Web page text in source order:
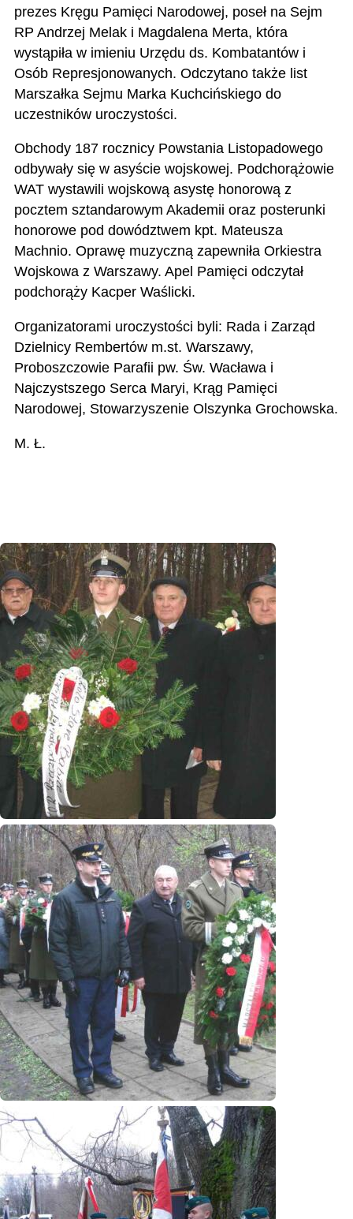
prezes Kręgu Pamięci Narodowej, poseł na Sejm
RP Andrzej Melak i Magdalena Merta, która
wystąpiła w imieniu Urzędu ds. Kombatantów i
Osób Represjonowanych. Odczytano także list
Marszałka Sejmu Marka Kuchcińskiego do
uczestników uroczystości.
Obchody 187 rocznicy Powstania Listopadowego
odbywały się w asyście wojskowej. Podchorążowie
WAT wystawili wojskową asystę honorową z
pocztem sztandarowym Akademii oraz posterunki
honorowe pod dowództwem kpt. Mateusza
Machnio. Oprawę muzyczną zapewniła Orkiestra
Wojskowa z Warszawy. Apel Pamięci odczytał
podchorąży Kacper Waślicki.
Organizatorami uroczystości byli: Rada i Zarząd
Dzielnicy Rembertów m.st. Warszawy,
Proboszczowie Parafii pw. Św. Wacława i
Najczystszego Serca Maryi, Krąg Pamięci
Narodowej, Stowarzyszenie Olszynka Grochowska.
M. Ł.